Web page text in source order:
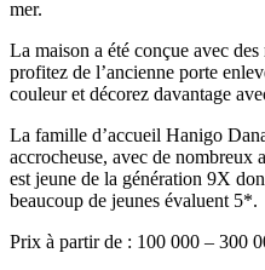
mer.
La maison a été conçue avec
profitez de l’ancienne porte
couleur et décorez davantage
La famille d’accueil Hanigo
accrocheuse, avec de nombreux
est jeune de la génération 9X
beaucoup de jeunes évaluent 5*.
Prix à partir de : 100 000 – 300